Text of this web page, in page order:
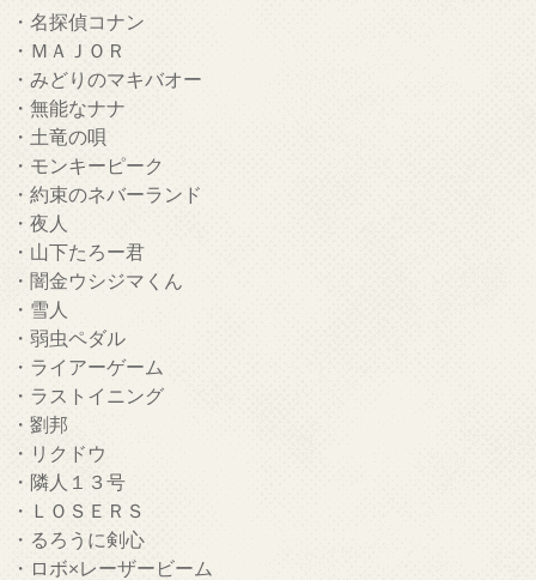
・名探偵コナン
・ＭＡＪＯＲ
・みどりのマキバオー
・無能なナナ
・土竜の唄
・モンキーピーク
・約束のネバーランド
・夜人
・山下たろー君
・闇金ウシジマくん
・雪人
・弱虫ペダル
・ライアーゲーム
・ラストイニング
・劉邦
・リクドウ
・隣人１３号
・ＬＯＳＥＲＳ
・るろうに剣心
・ロボ×レーザービーム